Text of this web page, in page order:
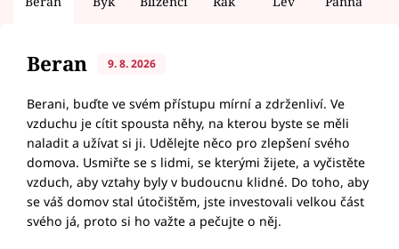
Beran 9. 8. 2026
Berani, buďte ve svém přístupu mírní a zdrženliví. Ve
vzduchu je cítit spousta něhy, na kterou byste se měli
naladit a užívat si ji. Udělejte něco pro zlepšení svého
domova. Usmiřte se s lidmi, se kterými žijete, a vyčistěte
vzduch, aby vztahy byly v budoucnu klidné. Do toho, aby
se váš domov stal útočištěm, jste investovali velkou část
svého já, proto si ho važte a pečujte o něj.